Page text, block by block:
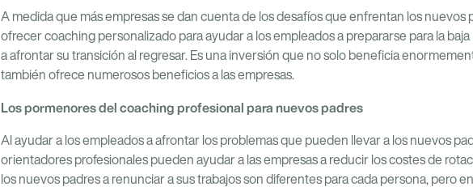
A medida que más empresas se dan cuenta de los desafíos que enfrentan los nuevos
ofrecer coaching personalizado para ayudar a los empleados a prepararse para la
a afrontar su transición al regresar. Es una inversión que no solo beneficia
también ofrece numerosos beneficios a las empresas.
Los pormenores del coaching profesional para nuevos padres
Al ayudar a los empleados a afrontar los problemas que pueden llevar a los nuevos
orientadores profesionales pueden ayudar a las empresas a reducir los costes de
los nuevos padres a renunciar a sus trabajos son diferentes para cada persona, pero